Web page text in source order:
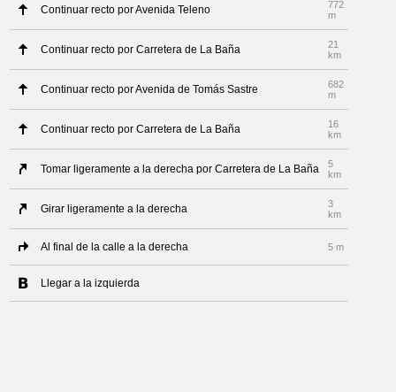
Continuar recto por Avenida Teleno
772
m
Continuar recto por Carretera de La Baña
21
km
Continuar recto por Avenida de Tomás Sastre
682
m
Continuar recto por Carretera de La Baña
16
km
Tomar ligeramente a la derecha por Carretera de La Baña
5
km
Girar ligeramente a la derecha
3
km
Al final de la calle a la derecha 5 m
Llegar a la izquierda